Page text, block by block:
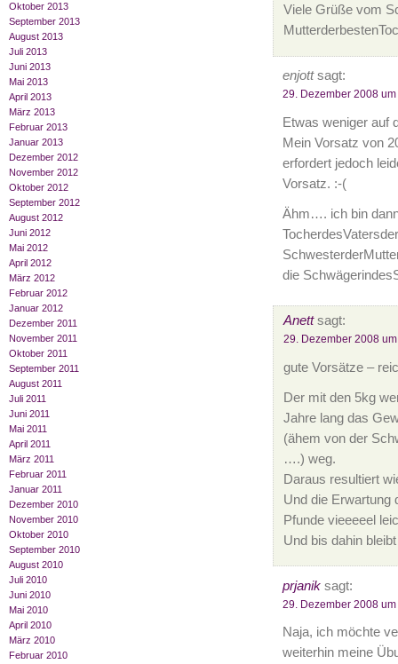
Oktober 2013
September 2013
August 2013
Juli 2013
Juni 2013
Mai 2013
April 2013
März 2013
Februar 2013
Januar 2013
Dezember 2012
November 2012
Oktober 2012
September 2012
August 2012
Juni 2012
Mai 2012
April 2012
März 2012
Februar 2012
Januar 2012
Dezember 2011
November 2011
Oktober 2011
September 2011
August 2011
Juli 2011
Juni 2011
Mai 2011
April 2011
März 2011
Februar 2011
Januar 2011
Dezember 2010
November 2010
Oktober 2010
September 2010
August 2010
Juli 2010
Juni 2010
Mai 2010
April 2010
März 2010
Februar 2010
Viele Grüße vom
enjottsagt:
29. Dezember 2008
Etwas weniger auf
Mein Vorsatz von
erfordert jedoch
Vorsatz. :-(
Ähm…. ich bin
die
Anettsagt:
29. Dezember 2008
gute Vorsätze –
Der mit den 5kg
Jahre lang das
(ähem von der
….) weg.
Daraus resultiert
Und die Erwartung
Pfunde vieeeeel
Und bis dahin
prjaniksagt:
29. Dezember 2008
Naja, ich möchte
weiterhin meine